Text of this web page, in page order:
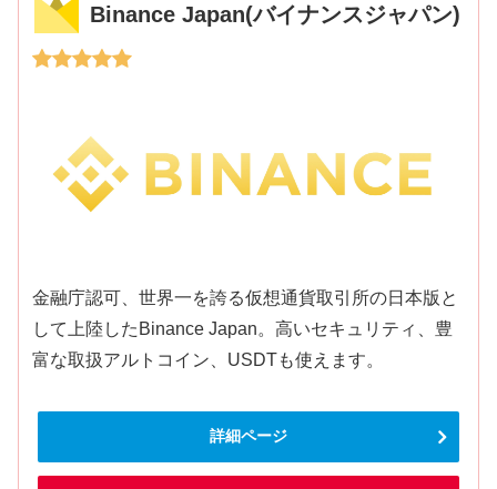
Binance Japan(バイナンスジャパン)
金融庁認可、世界一を誇る仮想通貨取引所の日本版と
して上陸したBinance Japan。高いセキュリティ、豊
富な取扱アルトコイン、USDTも使えます。
詳細ページ